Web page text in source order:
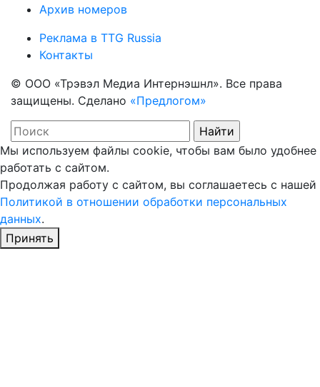
Архив номеров
Реклама в TTG Russia
Контакты
© ООО «Трэвэл Медиа Интернэшнл». Все права
защищены. Сделано «Предлогом»
Мы используем файлы cookie, чтобы вам было удобнее
работать с сайтом.
Продолжая работу с сайтом, вы соглашаетесь с нашей
Политикой в отношении обработки персональных
данных.
Принять